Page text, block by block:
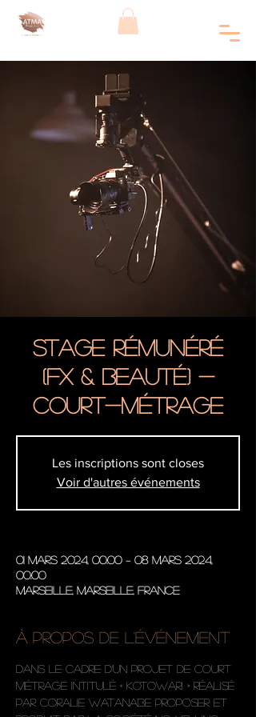
Stage rémunéré
(FX & beauté) -
Court-métrage
Les inscriptions sont closes
Voir d'autres événements
01 mars 2024, 00:00 – 08 mars 2024,
00:00
Marseille, Marseille, France
À propos de l'événement
Dans le cadre d’un projet de court
métrage intitulé « KOTOWARI » réalisé
par Coralie Watanabe Proposer et